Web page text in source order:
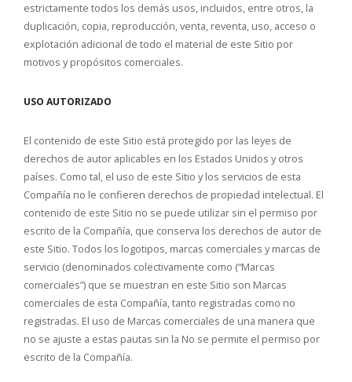
estrictamente todos los demás usos, incluidos, entre otros, la
duplicación, copia, reproducción, venta, reventa, uso, acceso o
explotación adicional de todo el material de este Sitio por
motivos y propósitos comerciales.
USO AUTORIZADO
El contenido de este Sitio está protegido por las leyes de
derechos de autor aplicables en los Estados Unidos y otros
países. Como tal, el uso de este Sitio y los servicios de esta
Compañía no le confieren derechos de propiedad intelectual. El
contenido de este Sitio no se puede utilizar sin el permiso por
escrito de la Compañía, que conserva los derechos de autor de
este Sitio. Todos los logotipos, marcas comerciales y marcas de
servicio (denominados colectivamente como (“Marcas
comerciales”) que se muestran en este Sitio son Marcas
comerciales de esta Compañía, tanto registradas como no
registradas. El uso de Marcas comerciales de una manera que
no se ajuste a estas pautas sin la No se permite el permiso por
escrito de la Compañía.